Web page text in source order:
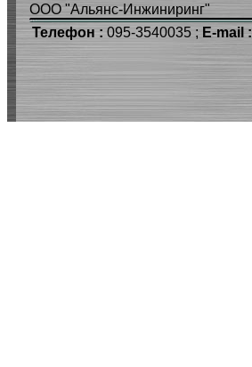
ООО "Альянс-Инжиниринг"
Телефон : 095-3540035 ; E-mail :